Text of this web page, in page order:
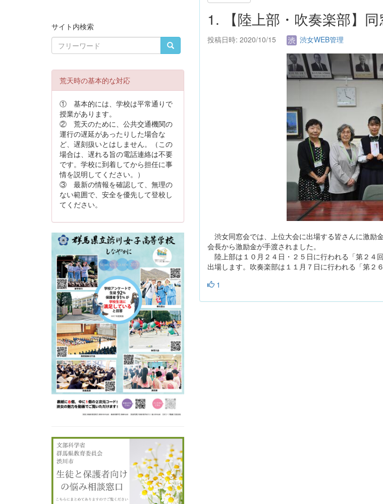
1. 【陸上部・吹奏楽部】
投稿日時: 2020/10/15 渋女WEB管理
渋女同窓会では、上位大会に出場する皆さんに激励
会長から激励金が手渡されました。
陸上部は１０月２４日・２５日に行われる「第２４
出場します。吹奏楽部は１１月７日に行われる「第２
1
サイト内検索
荒天時の基本的な対応
① 基本的には、学校は平常通りで
授業があります。
② 荒天のために、公共交通機関の
運行の遅延があったりした場合な
ど、遅刻扱いとはしません。（この
場合は、遅れる旨の電話連絡は不要
です。学校に到着してから担任に事
情を説明してください。）
③ 最新の情報を確認して、無理の
ない範囲で、安全を優先して登校し
てください。